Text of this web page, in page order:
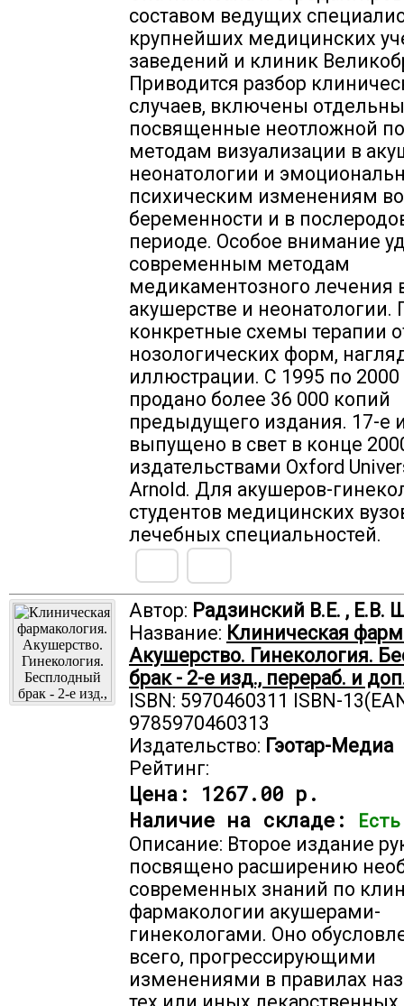
составом ведущих
крупнейших медицинских
заведений и клиник
Приводится разбор
случаев, включены
посвященные неотложной
методам визуализации в
неонатологии и
психическим изменениям
беременности и в
периоде. Особое внимание
современным методам
медикаментозного лечения
акушерстве и неонатологии.
конкретные схемы терапии
нозологических форм,
иллюстрации. С 1995 по 2000
продано более 36 000 копий
предыдущего издания. 17-е
выпущено в свет в конце
издательствами Oxford
Arnold. Для акушеров-
студентов медицинских
лечебных специальностей.
Автор: Радзинский В.Е. , Е.В.
Название: Клиническая
Акушерство. Гинекология.
брак - 2-е изд., перераб. и
ISBN: 5970460311 ISBN-
9785970460313
Издательство: Гэотар-Медиа
Рейтинг:
Цена: 1267.00 р.
Наличие на складе:
Описание: Второе издание
посвящено расширению
современных знаний по
фармакологии акушерами-
гинекологами. Оно
всего, прогрессирующими
изменениями в правилах